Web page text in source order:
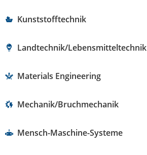
Kunststofftechnik
Landtechnik/Lebensmitteltechnik
Materials Engineering
Mechanik/Bruchmechanik
Mensch-Maschine-Systeme